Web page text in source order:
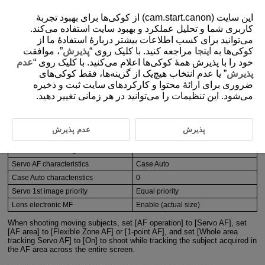
6-0 Basic Settings
Basic settings for moving subjects
Basic Setting List
Orientation-linked AF point
Separated AF points
Servo AF characteristics
Case Auto
Case Auto characteristics
0
Servo 1st image priority
Equal priority
Lens electronic MF
Enable (actual size)
When shooting moving subjects, set [AF operation] to [Servo AF], set
[AF area] to [Flexible Zone AF] or [1-point AF], and set [Whole area
tracking Servo AF] to [On] to shoot while tracking the subject acquired in
the AF area across the entire screen.
این سایت (cam.start.canon) از کوکی‌ها برای بهبود تجربۀ
کاربری شما و تحلیل عملکرد و بهبود سایت استفاده می‌کند.
می‌توانید برای کسب اطلاعات بیشتر دربارۀ استفادۀ ما از
کوکی‌ها به اینجا مراجعه کنید. با کلیک روی “پذیرش”، موافقت
خود را با پذیرش همۀ کوکی‌ها اعلام می‌کنید. با کلیک روی “عدم
پذیرش” یا عدم انتخاب هیچ‌یک از گزینه‌ها، فقط کوکی‌های
ضروری برای ارائۀ محتوا و کارکردهای سایت ثبت و ذخیره
می‌شود. این تنظیمات را می‌توانید در هر زمانی تغییر دهید.
پذیرش عدم پذیرش